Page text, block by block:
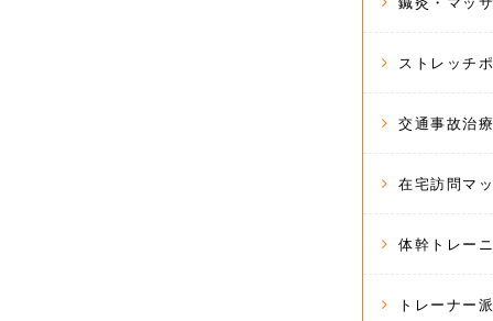
ストレッチ
交通事故治療
在宅訪問マ
体幹トレー
トレーナー